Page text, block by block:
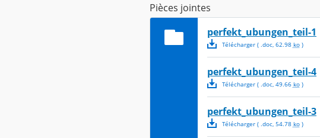
Pièces jointes
perfekt_ubungen_teil-1
Télécharger( .doc, 62.98 ko)
perfekt_ubungen_teil-4
Télécharger( .doc, 49.66 ko)
perfekt_ubungen_teil-3
Télécharger( .doc, 54.78 ko)